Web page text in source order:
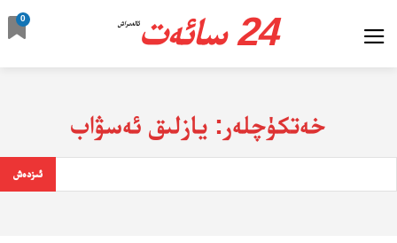
24 سائەت ئالدىراش
0
خەتكۈچلەر: يازلىق ئەسۋاب
ئىزدەش